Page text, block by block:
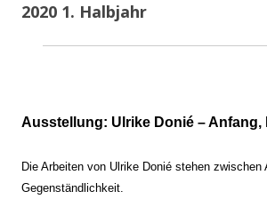
2020 1. Halbjahr
Ausstellung: Ulrike Donié – Anfang,
Die Arbeiten von Ulrike Donié stehen zwischen
Gegenständlichkeit.